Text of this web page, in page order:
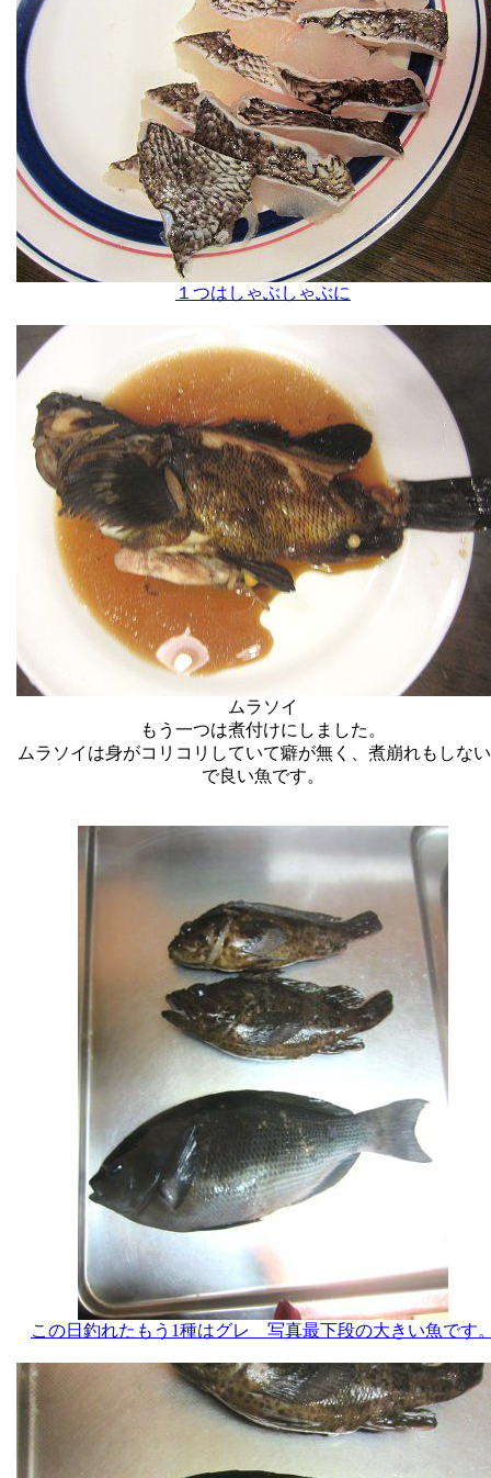
１つはしゃぶしゃぶに
ムラソイ
もう一つは煮付けにしました。
ムラソイは身がコリコリしていて癖が無く、煮崩れもしな
で良い魚です。
この日釣れたもう1種はグレ 写真最下段の大きい魚です